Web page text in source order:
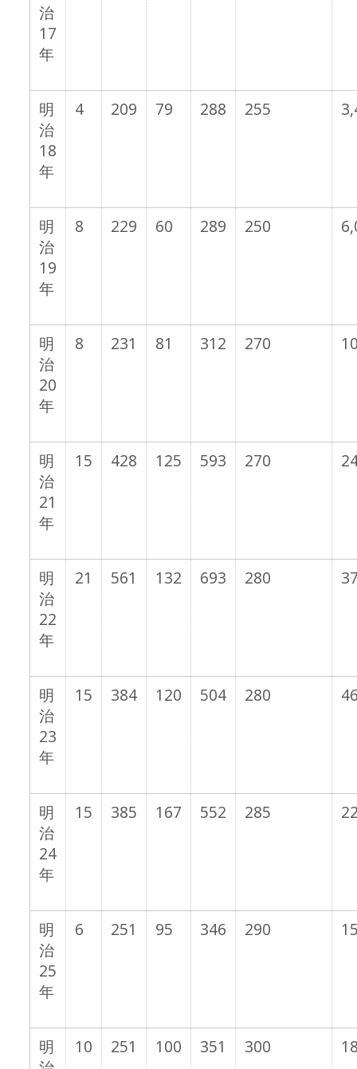
治
17
年
明
治
18
年
4 209 79 288 255
明
治
19
年
8 229 60 289 250
明
治
20
年
8 231 81 312 270
明
治
21
年
15 428 125 593 270
明
治
22
年
21 561 132 693 280
明
治
23
年
15 384 120 504 280
明
治
24
年
15 385 167 552 285
明
治
25
年
6 251 95 346 290
明
10 251 100 351 300